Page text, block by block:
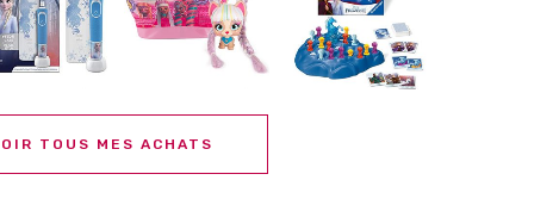
TOUS MES ACHATS